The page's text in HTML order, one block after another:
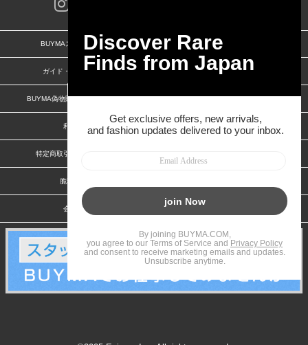
BUYMAスタートガイド 安心への取り組み
ガイド・お問い合わせ かんたん購入ガイド
BUYMA偽物販売防止の取り組み BUYMA CARD
利用規約 プライバシー
特定商取引法に関する表記
脆弱性報告
会社案内